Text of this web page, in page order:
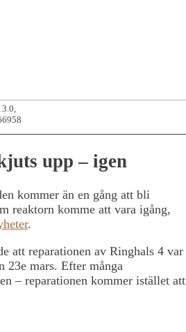
3.0,
upp – igen
kommer än en gång att bli
reaktorn komme att vara igång,
.
att reparationen av Ringhals 4 var
23e mars. Efter många
– reparationen kommer istället att